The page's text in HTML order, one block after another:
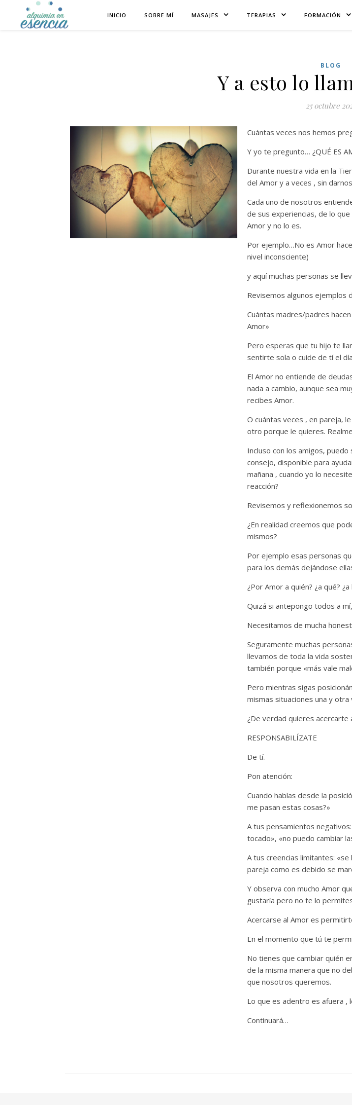
INICIO SOBRE MÍ MASAJES TERAPIAS FORMACIÓN
BLOG
Y a esto lo
25 octubre
Cuántas veces nos hemos
Y yo te pregunto… ¿QUÉ ES
Durante nuestra vida en la
del Amor y a veces , sin
Cada uno de nosotros
de sus experiencias, de lo
Amor y no lo es.
Por ejemplo…No es Amor
nivel inconsciente)
y aquí muchas personas se
Revisemos algunos ejemplos
Cuántas madres/padres
Amor»
Pero esperas que tu hijo te
sentirte sola o cuide de tí el
El Amor no entiende de
nada a cambio, aunque sea
recibes Amor.
O cuántas veces , en pareja,
otro porque le quieres.
Incluso con los amigos,
consejo, disponible para
mañana , cuando yo lo
reacción?
Revisemos y reflexionemos
¿En realidad creemos que
mismos?
Por ejemplo esas personas
para los demás dejándose
¿Por Amor a quién? ¿a qué?
Quizá si antepongo todos a
Necesitamos de mucha
Seguramente muchas
llevamos de toda la vida
también porque «más vale
Pero mientras sigas
mismas situaciones una y otra
¿De verdad quieres acercarte
RESPONSABILÍZATE
De tí.
Pon atención:
Cuando hablas desde la
me pasan estas cosas?»
A tus pensamientos
tocado», «no puedo cambiar
A tus creencias limitantes:
pareja como es debido se
Y observa con mucho Amor
gustaría pero no te lo
Acercarse al Amor es
En el momento que tú te
No tienes que cambiar quién
de la misma manera que no
que nosotros queremos.
Lo que es adentro es afuera ,
Continuará…